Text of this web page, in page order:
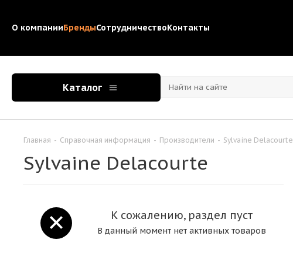
О компанииБрендыСотрудничествоКонтакты
Каталог
Главная - Справочная информация - Производители - Sylvaine Delacourte
Sylvaine Delacourte
К сожалению, раздел пуст
В данный момент нет активных товаров